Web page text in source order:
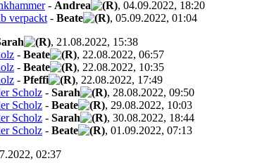
- Andrea
, 04.09.2022, 18:20
verpackt - Beate
, 05.09.2022, 01:04
, 21.08.2022, 15:38
- Beate
, 22.08.2022, 06:57
- Beate
, 22.08.2022, 10:35
- Pfeffi
, 22.08.2022, 17:49
Scholz - Sarah
, 28.08.2022, 09:50
Scholz - Beate
, 29.08.2022, 10:03
Scholz - Sarah
, 30.08.2022, 18:44
Scholz - Beate
, 01.09.2022, 07:13
02:37